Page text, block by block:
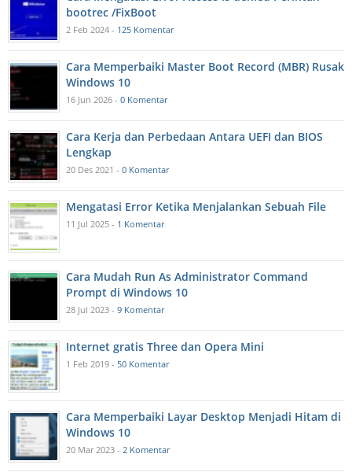
bootrec /FixBoot
2 Feb 2024 - 125 Komentar
Cara Memperbaiki Master Boot Record (MBR) Rusak
Windows 10
16 Jun 2026 - 0 Komentar
Cara Kerja dan Perbedaan Antara UEFI dan BIOS
Lengkap
20 Des 2021 - 0 Komentar
Mengatasi Error Ketika Menjalankan Sebuah File
11 Jul 2025 - 1 Komentar
Cara Mudah Run As Administrator Command
Prompt di Windows 10
28 Jul 2023 - 9 Komentar
Internet gratis Three dan Opera Mini
1 Feb 2019 - 50 Komentar
Cara Memperbaiki Layar Desktop Menjadi Hitam di
Windows 10
20 Mar 2023 - 2 Komentar